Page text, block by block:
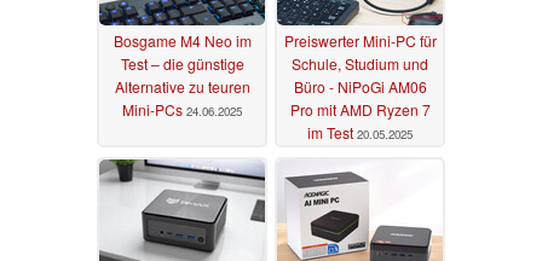
Bosgame M4 Neo im
Test – die günstige
Alternative zu teuren
Mini-PCs 24.06.2025
Preiswerter Mini-PC für
Schule, Studium und
Büro - NiPoGi AM06
Pro mit AMD Ryzen 7
im Test 20.05.2025